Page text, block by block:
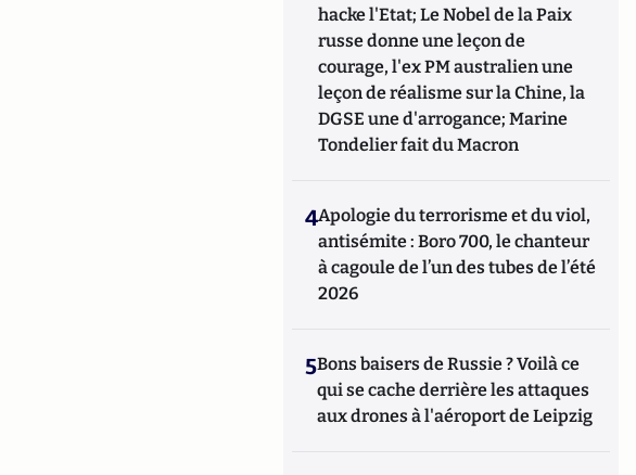
hacke l'Etat; Le Nobel de la Paix
russe donne une leçon de
courage, l'ex PM australien une
leçon de réalisme sur la Chine, la
DGSE une d'arrogance; Marine
Tondelier fait du Macron
4Apologie du terrorisme et du viol,
antisémite : Boro 700, le chanteur
à cagoule de l’un des tubes de l’été
2026
5Bons baisers de Russie ? Voilà ce
qui se cache derrière les attaques
aux drones à l'aéroport de Leipzig